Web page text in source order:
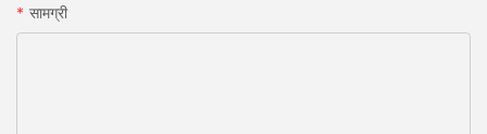
सामग्री